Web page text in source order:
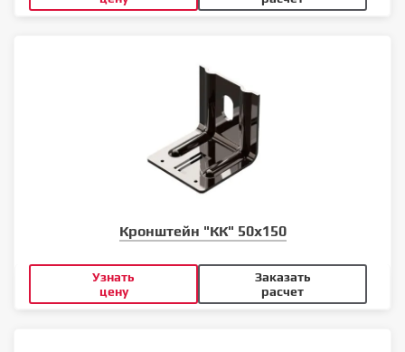
Кронштейн "КК" 50х150
Узнать
цену
Заказать
расчет